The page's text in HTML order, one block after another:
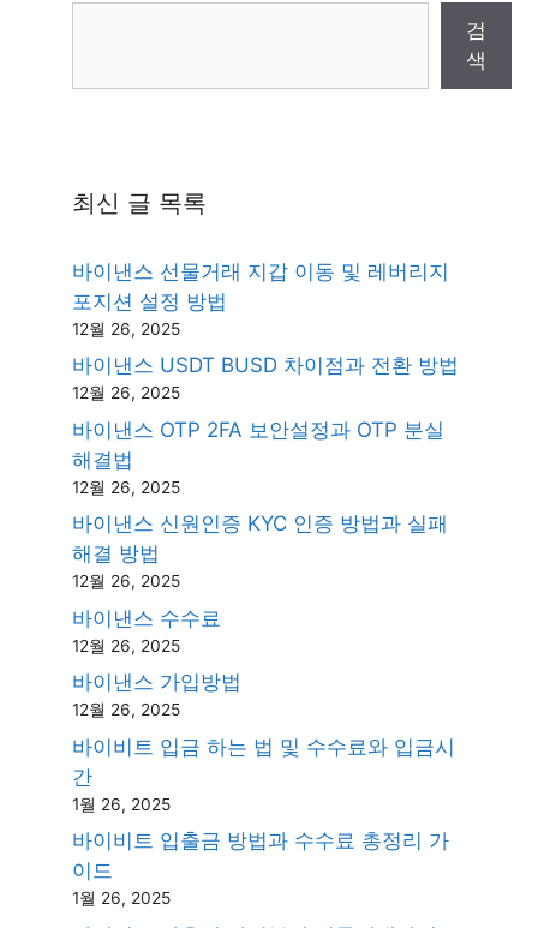
검
색
최신 글 목록
바이낸스 선물거래 지갑 이동 및 레버리지
포지션 설정 방법
12월 26, 2025
바이낸스 USDT BUSD 차이점과 전환 방법
12월 26, 2025
바이낸스 OTP 2FA 보안설정과 OTP 분실
해결법
12월 26, 2025
바이낸스 신원인증 KYC 인증 방법과 실패
해결 방법
12월 26, 2025
바이낸스 수수료
12월 26, 2025
바이낸스 가입방법
12월 26, 2025
바이비트 입금 하는 법 및 수수료와 입금시
간
1월 26, 2025
바이비트 입출금 방법과 수수료 총정리 가
이드
1월 26, 2025